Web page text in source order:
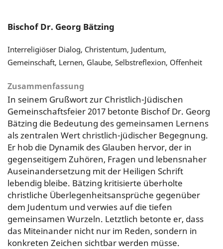
Bischof Dr. Georg Bätzing
Interreligiöser Dialog, Christentum, Judentum,
Gemeinschaft, Lernen, Glaube, Selbstreflexion, Offenheit
Zusammenfassung
In seinem Grußwort zur Christlich-Jüdischen
Gemeinschaftsfeier 2017 betonte Bischof Dr. Georg
Bätzing die Bedeutung des gemeinsamen Lernens
als zentralen Wert christlich-jüdischer Begegnung.
Er hob die Dynamik des Glauben hervor, der in
gegenseitigem Zuhören, Fragen und lebensnaher
Auseinandersetzung mit der Heiligen Schrift
lebendig bleibe. Bätzing kritisierte überholte
christliche Überlegenheitsansprüche gegenüber
dem Judentum und verwies auf die tiefen
gemeinsamen Wurzeln. Letztlich betonte er, dass
das Miteinander nicht nur im Reden, sondern in
konkreten Zeichen sichtbar werden müsse.